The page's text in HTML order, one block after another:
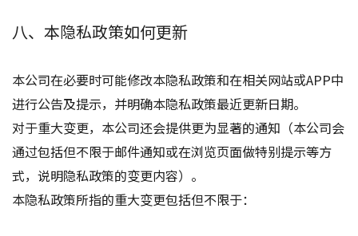
八、本隐私政策如何更新
本公司在必要时可能修改本隐私政策和在相关网站或APP中
进行公告及提示，并明确本隐私政策最近更新日期。
对于重大变更，本公司还会提供更为显著的通知（本公司会
通过包括但不限于邮件通知或在浏览页面做特别提示等方
式，说明隐私政策的变更内容）。
本隐私政策所指的重大变更包括但不限于：